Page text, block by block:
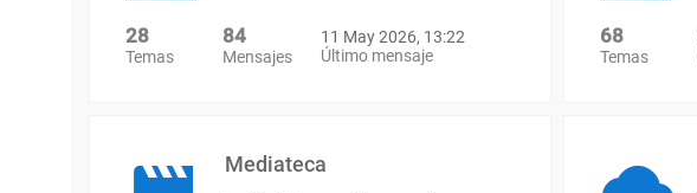
28
Temas
84
Mensajes
11 May 2026, 13:22
Último mensaje
68
Temas
Mediateca